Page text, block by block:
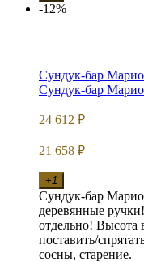
-12%
Сундук-бар Марио
Сундук-бар Марио
24 612 ₽
21 658 ₽
+1
Сундук-бар
деревянные
отдельно! Высота
поставить/
сосны, старение.